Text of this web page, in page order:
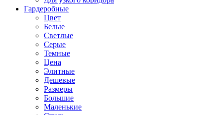
Гардеробные
Цвет
Белые
Светлые
Серые
Темные
Цена
Элитные
Дешевые
Размеры
Большие
Маленькие